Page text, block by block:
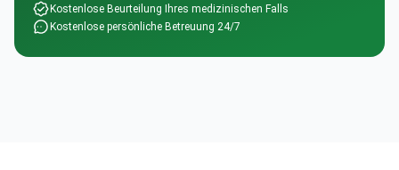
Kostenlose Beurteilung Ihres medizinischen Falls
Kostenlose persönliche Betreuung 24/7